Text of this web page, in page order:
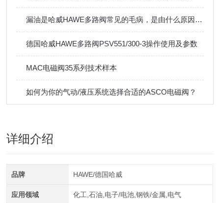
漏油是哈威HAWE多路阀常见的毛病，是由什么原因引起的？
德国哈威HAWE多路阀PSV551/300-3操作使用及参数
MAC电磁阀35系列技术样本
如何为你的气动/液压系统选择合适的ASCO电磁阀？
详细介绍
品牌 HAWE/德国哈威
应用领域 化工,石油,电子/电池,钢铁/金属,电气